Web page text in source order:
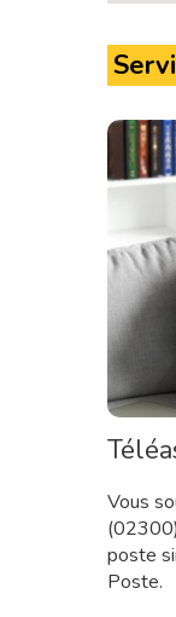
Vous
poste
Poste.